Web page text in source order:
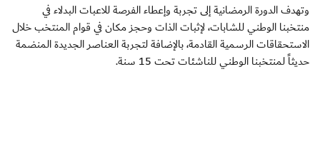
وتهدف الدورة الرمضانية إلى تجربة وإعطاء الفرصة للاعبات البدلاء في
منتخبنا الوطني للشابات، لإثبات الذات وحجز مكان في قوام المنتخب خلال
الاستحقاقات الرسمية القادمة، بالإضافة لتجربة العناصر الجديدة المنضمة
حديثاً لمنتخبنا الوطني للناشئات تحت 15 سنة.